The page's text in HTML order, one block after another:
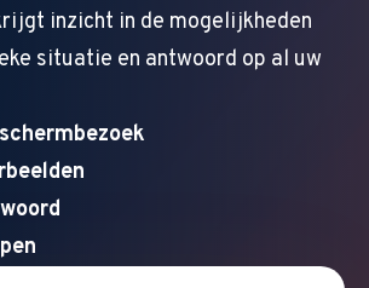
inzicht in de mogelijkheden
situatie en antwoord op al uw